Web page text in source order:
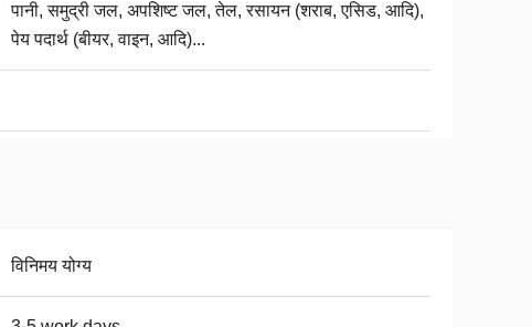
पानी, समुद्री जल, अपशिष्ट जल, तेल, रसायन (शराब, एसिड, आदि),
पेय पदार्थ (बीयर, वाइन, आदि)...
विनिमय योग्य